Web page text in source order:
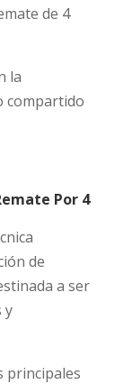
de 4
la
compartido
Por 4
de
a ser
y
principales